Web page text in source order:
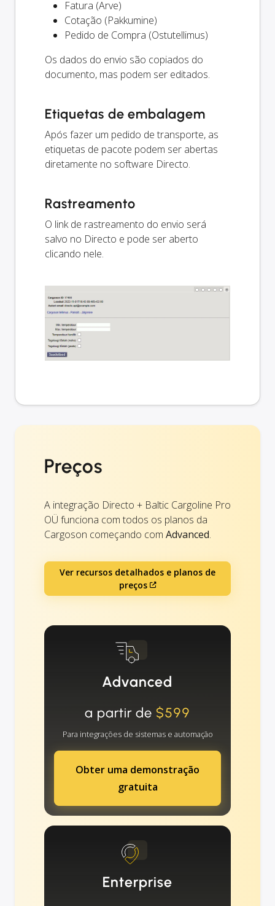
Fatura (Arve)
Cotação (Pakkumine)
Pedido de Compra (Ostutellimus)
Os dados do envio são copiados do
documento, mas podem ser editados.
Etiquetas de embalagem
Após fazer um pedido de transporte, as
etiquetas de pacote podem ser abertas
diretamente no software Directo.
Rastreamento
O link de rastreamento do envio será
salvo no Directo e pode ser aberto
clicando nele.
Preços
A integração Directo + Baltic Cargoline Pro
OÜ funciona com todos os planos da
Cargoson começando com Advanced.
Ver recursos detalhados e planos de
preços
Advanced
a partir de $599
Para integrações de sistemas e automação
Obter uma demonstração
gratuita
Enterprise